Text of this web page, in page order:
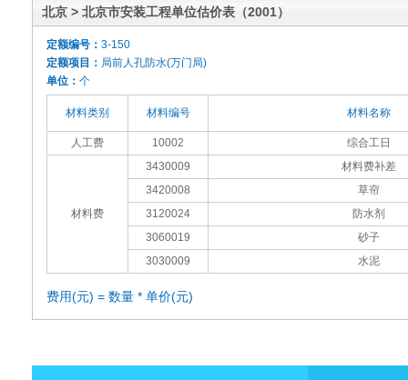
北京 > 北京市安装工程单位估价表（2001）
定额编号： 3-150
定额项目： 局前人孔防水(万门局)
单位： 个
材料类别 材料编号 材料名称
人工费 10002 综合工日
材料费
3430009
材料费补差
3420008
草帘
3120024
防水剂
3060019
砂子
3030009
水泥
费用(元) = 数量 * 单价(元)